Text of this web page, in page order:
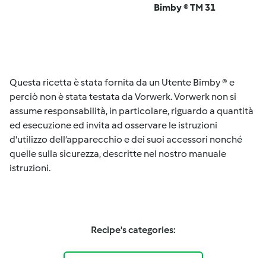
Bimby ® TM 31
Questa ricetta è stata fornita da un Utente Bimby ® e
perciò non è stata testata da Vorwerk. Vorwerk non si
assume responsabilità, in particolare, riguardo a quantità
ed esecuzione ed invita ad osservare le istruzioni
d'utilizzo dell’apparecchio e dei suoi accessori nonché
quelle sulla sicurezza, descritte nel nostro manuale
istruzioni.
Recipe's categories: